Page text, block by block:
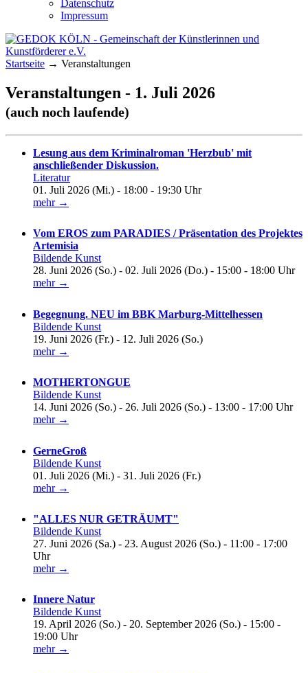
Datenschutz
Impressum
GEDOK KÖLN
Gemeinschaft der Künstlerinnen und
Kunstförderer e.V.
Startseite → Veranstaltungen
Veranstaltungen - 1. Juli 2026
(auch noch laufende)
Lesung aus dem Kriminalroman 'Herzbub' mit
anschließender Diskussion.
Literatur
01. Juli 2026 (Mi.) - 18:00 - 19:30 Uhr
mehr →
Vom EROS zum PARADIES / Präsentation des Projektes
Artemisia
Bildende Kunst
28. Juni 2026 (So.) - 02. Juli 2026 (Do.) - 15:00 - 18:00 Uhr
mehr →
Begegnung. NEU im BBK Marburg-Mittelhessen
Bildende Kunst
19. Juni 2026 (Fr.) - 12. Juli 2026 (So.)
mehr →
MOTHERTONGUE
Bildende Kunst
14. Juni 2026 (So.) - 26. Juli 2026 (So.) - 13:00 - 17:00 Uhr
mehr →
GerneGroß
Bildende Kunst
01. Juli 2026 (Mi.) - 31. Juli 2026 (Fr.)
mehr →
"ALLES NUR GETRÄUMT"
Bildende Kunst
27. Juni 2026 (Sa.) - 23. August 2026 (So.) - 11:00 - 17:00
Uhr
mehr →
Innere Natur
Bildende Kunst
19. April 2026 (So.) - 20. September 2026 (So.) - 15:00 -
19:00 Uhr
mehr →